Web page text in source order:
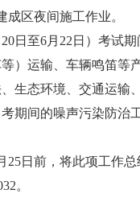
区夜间施工作业。
日至6月22日）考试
）运输、车辆鸣笛等
生态环境、交通运
期间的噪声污染防治
日前，将此项工作
。